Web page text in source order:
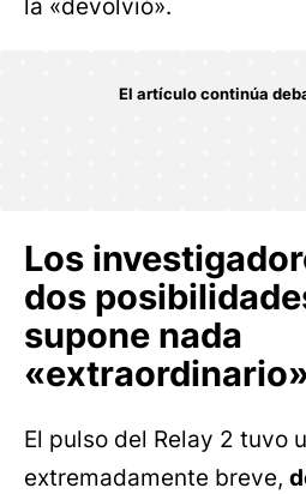
la «devolvió».
Los
dos
supone nada
El pulso del Relay 2 tuvo
extremadamente breve,